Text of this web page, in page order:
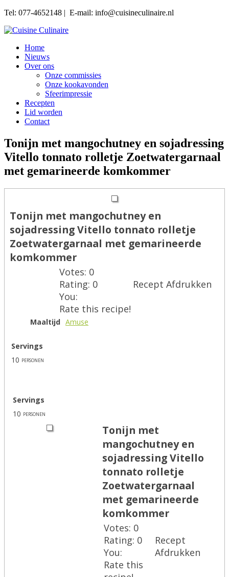
Tel: 077-4652148 | E-mail: info@cuisineculinaire.nl
Home
Nieuws
Over ons
Onze commissies
Onze kookavonden
Sfeerimpressie
Recepten
Lid worden
Contact
Tonijn met mangochutney en sojadressing
Vitello tonnato rolletje Zoetwatergarnaal
met gemarineerde komkommer
Tonijn met mangochutney en
sojadressing Vitello tonnato rolletje
Zoetwatergarnaal met gemarineerde
komkommer
Votes: 0
Rating: 0
You:
Rate this recipe!
Recept Afdrukken
Maaltijd Amuse
Servings
10 personen
Servings
10 personen
Tonijn met
mangochutney en
sojadressing Vitello
tonnato rolletje
Zoetwatergarnaal
met gemarineerde
komkommer
Votes: 0
Rating: 0
You:
Rate this
Recept
Afdrukken